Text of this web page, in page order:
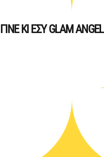
ΓΙΝΕ ΚΙ ΕΣΥ GLAM ANGEL